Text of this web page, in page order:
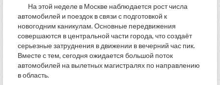
На этой неделе в Москве наблюдается рост числа
автомобилей и поездок в связи с подготовкой к
новогодним каникулам. Основные передвижения
совершаются в центральной части города, что создаёт
серьезные затруднения в движении в вечерний час пик.
Вместе с тем, сегодня ожидается большой поток
автомобилей на вылетных магистралях по направлению
в область.